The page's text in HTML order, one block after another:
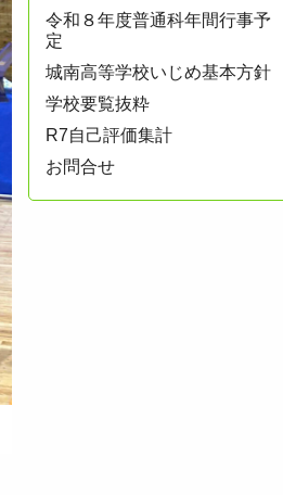
令和８年度普通科年間行事予
定
城南高等学校いじめ基本方針
学校要覧抜粋
R7自己評価集計
お問合せ